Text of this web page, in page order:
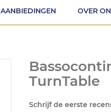
AANBIEDINGEN OVER
TurnTable
Schrijf de eerste